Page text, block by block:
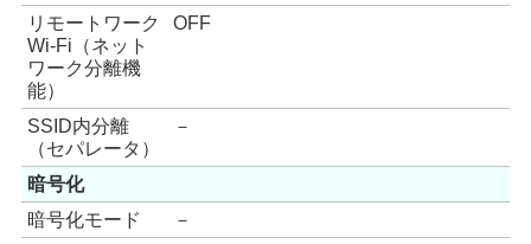
リモートワーク
Wi-Fi（ネット
ワーク分離機
能）
OFF
SSID内分離
（セパレータ）
－
暗号化
暗号化モード
－